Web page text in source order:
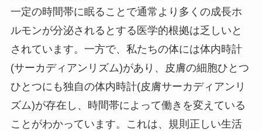
一定の時間帯に眠ることで通常より多くの成長ホ
ルモンが分泌されるとする医学的根拠は乏しいと
されています。一方で、私たちの体には体内時計
(サーカディアンリズム)があり、皮膚の細胞ひとつ
ひとつにも独自の体内時計(皮膚サーカディアンリ
ズム)が存在し、時間帯によって働きを変えている
ことがわかっています。これは、規則正しい生活